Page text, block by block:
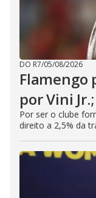
DO R7/05/08/2026
Flamengo
por Vini
Por ser o clube
direito a 2,5% da